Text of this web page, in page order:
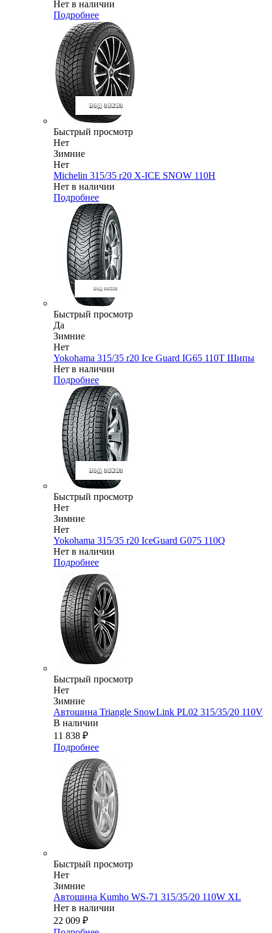
Нет в наличии
Подробнее
Быстрый просмотр
Нет
Зимние
Нет
Michelin 315/35 r20 X-ICE SNOW 110H
Нет в наличии
Подробнее
Быстрый просмотр
Да
Зимние
Нет
Yokohama 315/35 r20 Ice Guard IG65 110T Шипы
Нет в наличии
Подробнее
Быстрый просмотр
Нет
Зимние
Нет
Yokohama 315/35 r20 IceGuard G075 110Q
Нет в наличии
Подробнее
Быстрый просмотр
Нет
Зимние
Автошина Triangle SnowLink PL02 315/35/20 110V
В наличии
11 838 ₽
Подробнее
Быстрый просмотр
Нет
Зимние
Автошина Kumho WS-71 315/35/20 110W XL
Нет в наличии
22 009 ₽